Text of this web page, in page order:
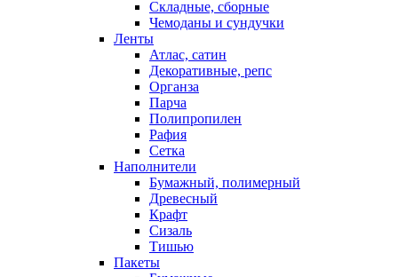
Складные, сборные
Чемоданы и сундучки
Ленты
Атлас, сатин
Декоративные, репс
Органза
Парча
Полипропилен
Рафия
Сетка
Наполнители
Бумажный, полимерный
Древесный
Крафт
Сизаль
Тишью
Пакеты